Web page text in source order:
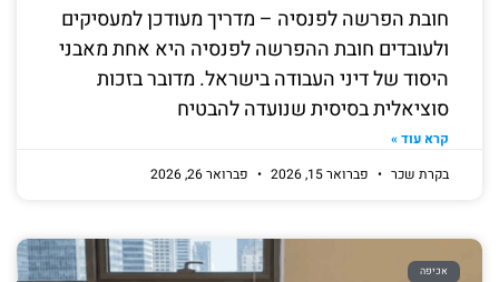
חובת הפרשה לפנסיה – מדריך מעודכן למעסיקים
ולעובדים חובת ההפרשה לפנסיה היא אחת מאבני
היסוד של דיני העבודה בישראל. מדובר בזכות
סוציאלית בסיסית שנועדה להבטיח
קרא עוד »
בקרת שכר
פברואר 15, 2026 פברואר 26, 2026
אכיפה